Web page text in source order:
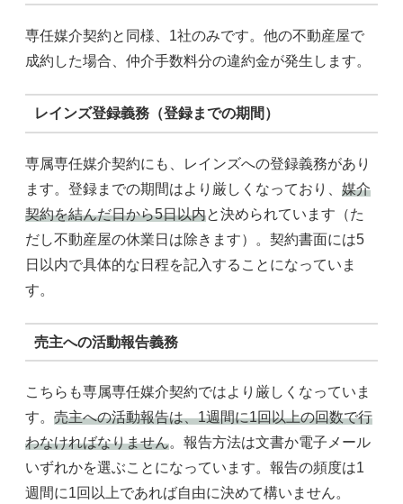
専任媒介契約と同様、1社のみです。他の不動産屋で
成約した場合、仲介手数料分の違約金が発生します。
レインズ登録義務（登録までの期間）
専属専任媒介契約にも、レインズへの登録義務があり
ます。登録までの期間はより厳しくなっており、 媒介
契約を結んだ日から5日以内と決められています（た
だし不動産屋の休業日は除きます）。契約書面には5
日以内で具体的な日程を記入することになっていま
す。
売主への活動報告義務
こちらも専属専任媒介契約ではより厳しくなっていま
す。 売主への活動報告は、1週間に1回以上の回数で行
わなければなりません。報告方法は文書か電子メール
いずれかを選ぶことになっています。報告の頻度は1
週間に1回以上であれば自由に決めて構いません。